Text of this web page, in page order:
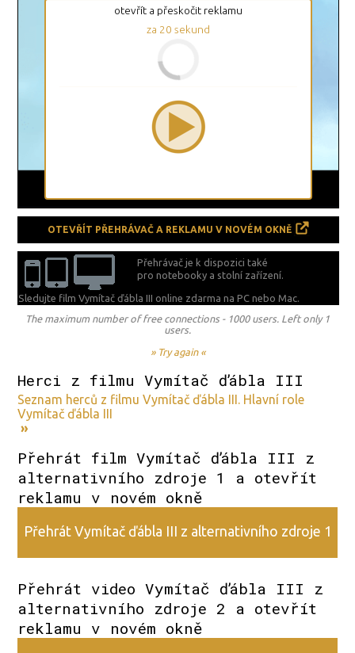
otevřít a přeskočit reklamu
za 19 sekund
OTEVŘÍT PŘEHRÁVAČ A REKLAMU V NOVÉM OKNĚ
Přehrávač je k dispozici také
pro notebooky a stolní zařízení.
Sledujte film Vymítač ďábla III online zdarma naPC nebo Mac.
The maximum number of free connections - 1000 users. Left only 1
users.
» Try again «
Herci z filmu Vymítač ďábla III
Seznam herců z filmu Vymítač ďábla III. Hlavní role
Vymítač ďábla III
»
Přehrát film Vymítač ďábla III z
alternativního zdroje 1 a otevřít
reklamu v novém okně
Přehrát Vymítač ďábla III z alternativního zdroje 1
Přehrát video Vymítač ďábla III z
alternativního zdroje 2 a otevřít
reklamu v novém okně